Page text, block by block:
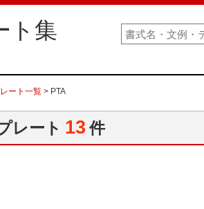
ト集
ート一覧 > PTA
レート 13 件